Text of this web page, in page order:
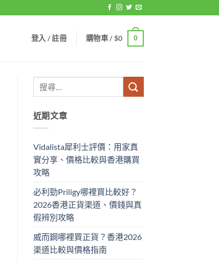
登入 / 註冊 購物車 /$0 0
近期文章
Vidalista犀利士評價：用家真
實分享、價格比較與香港購買
攻略
必利勁Priligy哪裡買比較好？
2026香港正貨渠道、價錢與真
假辨別攻略
威而鋼哪裡買正貨？香港2026
渠道比較與價格指南